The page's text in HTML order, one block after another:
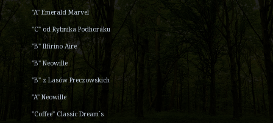
"A" Emerald Marvel
"C" od Rybníka Podhoráku
"B" Ilfirino Aire
"B" Neowille
"B" z Lasów Preczowskich
"A" Neowille
"Coffee" Classic Dream´s